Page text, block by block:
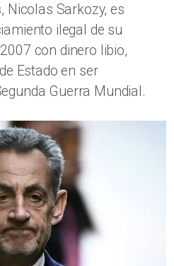
Nicolas Sarkozy, es
ilegal de su
con dinero libio,
Estado en ser
Guerra Mundial.